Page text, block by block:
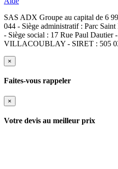
SAS ADX Groupe au capital de 6
044 - Siège administratif : Parc
- Siège social : 17 Rue Paul
VILLACOUBLAY - SIRET : 505
×
Faites-vous rappeler
×
Votre devis au meilleur prix